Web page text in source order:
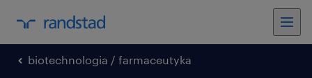
biotechnologia / farmaceutyka